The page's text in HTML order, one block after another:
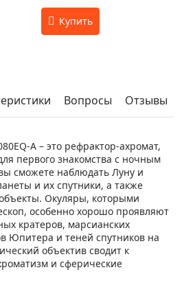
Вопросы Отзывы
A – это рефрактор-ахромат,
первого знакомства с ночным
сможете наблюдать Луну и
и их спутники, а также
Окуляры, которыми
особенно хорошо проявляют
кратеров, марсианских
Юпитера и теней спутников на
объектив сводит к
и сферические